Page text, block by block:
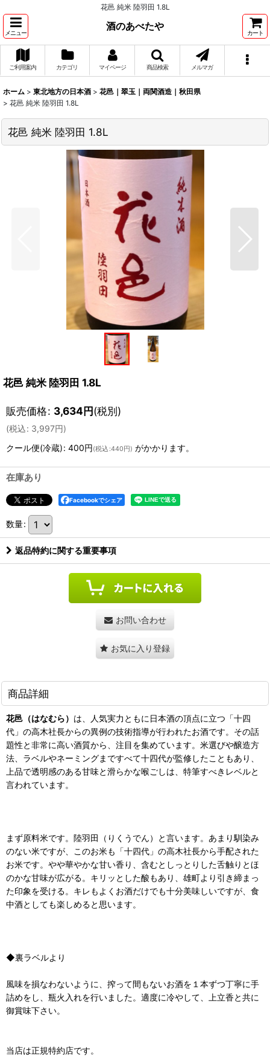
花邑 純米 陸羽田 1.8L
メニュー
酒のあべたや
カート
ご利用案内 カテゴリ マイページ 商品検索 メルマガ
ホーム > 東北地方の日本酒 > 花邑｜翠玉｜両関酒造｜秋田県
> 花邑 純米 陸羽田 1.8L
花邑 純米 陸羽田 1.8L
花邑 純米 陸羽田 1.8L
販売価格: 3,634円(税別)
(税込: 3,997円)
クール便(冷蔵): 400円(税込 :440円) がかかります。
在庫あり
Facebookでシェア
数量:
返品特約に関する重要事項
お問い合わせ
お気に入り登録
商品詳細
花邑（はなむら） は、人気実力ともに日本酒の頂点に立つ「十四
代」の高木社長からの異例の技術指導が行われたお酒です。その話
題性と非常に高い酒質から、注目を集めています。米選びや醸造方
法、ラベルやネーミングまですべて十四代が監修したこともあり、
上品で透明感のある甘味と滑らかな喉ごしは、特筆すべきレベルと
言われています。
まず原料米です。陸羽田（りくうでん）と言います。あまり馴染み
のない米ですが、このお米も「十四代」の高木社長から手配された
お米です。やや華やかな甘い香り、含むとしっとりした舌触りとほ
のかな甘味が広がる。キリッとした酸もあり、雄町より引き締まっ
た印象を受ける。キレもよくお酒だけでも十分美味しいですが、食
中酒としても楽しめると思います。
◆裏ラベルより
風味を損なわないように、搾って間もないお酒を１本ずつ丁寧に手
詰めをし、瓶火入れを行いました。適度に冷やして、上立香と共に
御賞味下さい。
当店は正規特約店です。